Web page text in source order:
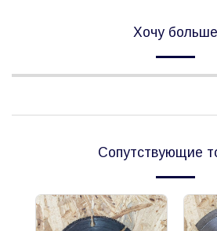
Хочу больше
Сопутствующие